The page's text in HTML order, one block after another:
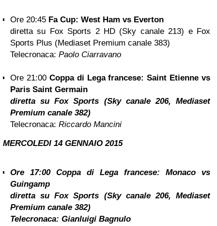
Ore 20:45 Fa Cup: West Ham vs Everton
diretta su Fox Sports 2 HD (Sky canale 213) e Fox
Sports Plus (Mediaset Premium canale 383)
Telecronaca: Paolo Ciarravano
Ore 21:00 Coppa di Lega francese: Saint Etienne vs
Paris Saint Germain
diretta su Fox Sports (Sky canale 206, Mediaset
Premium canale 382)
Telecronaca: Riccardo Mancini
MERCOLEDI 14 GENNAIO 2015
Ore 17:00 Coppa di Lega francese: Monaco vs
Guingamp
diretta su Fox Sports (Sky canale 206, Mediaset
Premium canale 382)
Telecronaca: Gianluigi Bagnulo